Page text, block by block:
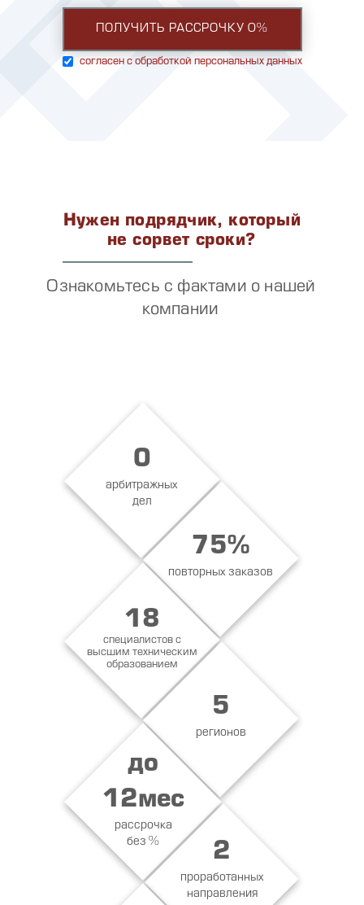
согласен с обработкой персональных данных
Нужен подрядчик, который
не сорвет сроки?
Ознакомьтесь с фактами о нашей
компании
0
арбитражных
дел
75%
повторных заказов
18
специалистов с
высшим техническим
образованием
5
регионов
до
12мес
рассрочка
без %
2
проработанных
направления